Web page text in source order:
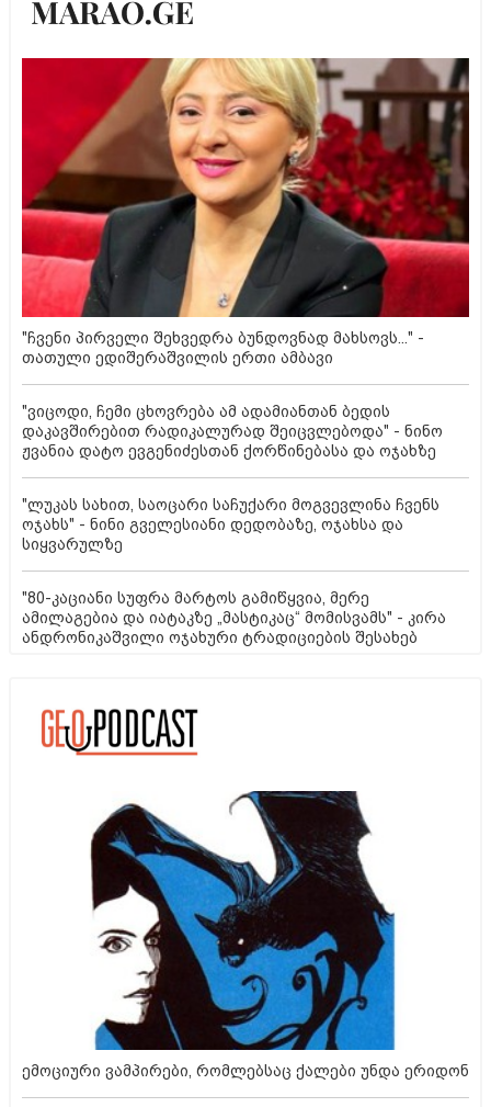
"ჩვენი პირველი შეხვედრა ბუნდოვნად მახსოვს..." -
თათული ედიშერაშვილის ერთი ამბავი
"ვიცოდი, ჩემი ცხოვრება ამ ადამიანთან ბედის
დაკავშირებით რადიკალურად შეიცვლებოდა" - ნინო
ჟვანია დატო ევგენიძესთან ქორწინებასა და ოჯახზე
"ლუკას სახით, საოცარი საჩუქარი მოგვევლინა ჩვენს
ოჯახს" - ნინი გველესიანი დედობაზე, ოჯახსა და
სიყვარულზე
"80-კაციანი სუფრა მარტოს გამიწყვია, მერე
ამილაგებია და იატაკზე „მასტიკაც“ მომისვამს" - კირა
ანდრონიკაშვილი ოჯახური ტრადიციების შესახებ
ემოციური ვამპირები, რომლებსაც ქალები უნდა ერიდონ